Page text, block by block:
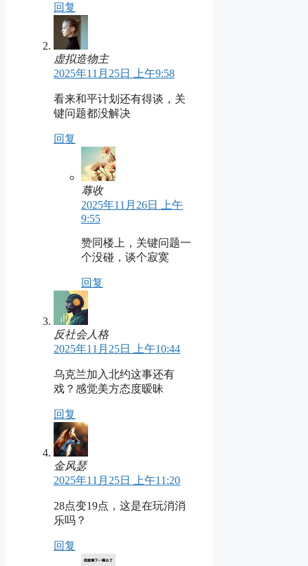
回复
虚拟造物主
2025年11月25日 上午9:58
看来和平计划还有得谈，关
键问题都没解决
回复
蓐收
2025年11月26日 上午
9:55
赞同楼上，关键问题一
个没碰，谈个寂寞
回复
反社会人格
2025年11月25日 上午10:44
乌克兰加入北约这事还有
戏？感觉美方态度暧昧
回复
金风瑟
2025年11月25日 上午11:20
28点变19点，这是在玩消消
乐吗？
回复